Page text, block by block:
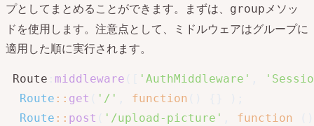
プとしてまとめることができます。まずは、
groupメソッ
ドを使用します。注意点として、ミドルウェアはグループに
適用した順に実行されます。
Route middleware 'AuthMiddleware'
Route :: get '/' function
Route :: post '/upload-picture' function